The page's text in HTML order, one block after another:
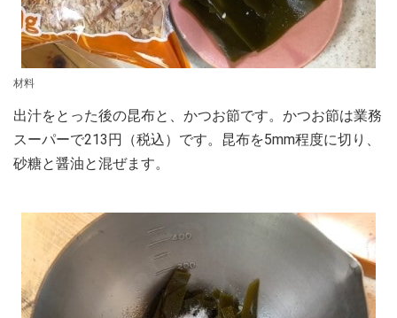
材料
出汁をとった後の昆布と、かつお節です。かつお節は業務
スーパーで213円（税込）です。昆布を5mm程度に切り、
砂糖と醤油と混ぜます。